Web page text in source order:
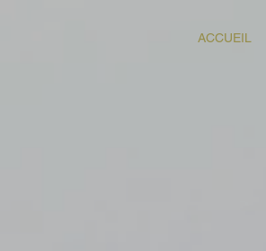
ACCUEIL